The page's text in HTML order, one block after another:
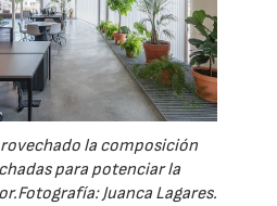
la composición
para potenciar la
Juanca Lagares.